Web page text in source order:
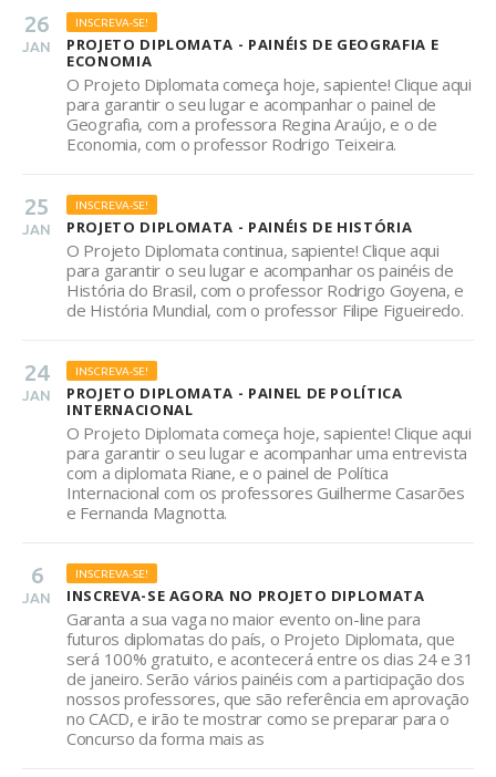
26
JAN
INSCREVA-SE!
PROJETO DIPLOMATA - PAINÉIS DE GEOGRAFIA E
ECONOMIA
O Projeto Diplomata começa hoje, sapiente! Clique aqui
para garantir o seu lugar e acompanhar o painel de
Geografia, com a professora Regina Araújo, e o de
Economia, com o professor Rodrigo Teixeira.
25
JAN
INSCREVA-SE!
PROJETO DIPLOMATA - PAINÉIS DE HISTÓRIA
O Projeto Diplomata continua, sapiente! Clique aqui
para garantir o seu lugar e acompanhar os painéis de
História do Brasil, com o professor Rodrigo Goyena, e
de História Mundial, com o professor Filipe Figueiredo.
24
JAN
INSCREVA-SE!
PROJETO DIPLOMATA - PAINEL DE POLÍTICA
INTERNACIONAL
O Projeto Diplomata começa hoje, sapiente! Clique aqui
para garantir o seu lugar e acompanhar uma entrevista
com a diplomata Riane, e o painel de Política
Internacional com os professores Guilherme Casarões
e Fernanda Magnotta.
6
JAN
INSCREVA-SE!
INSCREVA-SE AGORA NO PROJETO DIPLOMATA
Garanta a sua vaga no maior evento on-line para
futuros diplomatas do país, o Projeto Diplomata, que
será 100% gratuito, e acontecerá entre os dias 24 e 31
de janeiro. Serão vários painéis com a participação dos
nossos professores, que são referência em aprovação
no CACD, e irão te mostrar como se preparar para o
Concurso da forma mais as